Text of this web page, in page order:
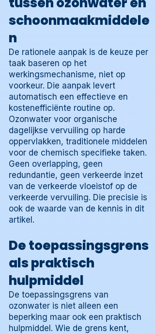
schoonmaakmiddele
n
De rationele aanpak is de keuze per
taak baseren op het
werkingsmechanisme, niet op
voorkeur. Die aanpak levert
automatisch een effectieve en
kostenefficiënte routine op.
Ozonwater voor organische
dagelijkse vervuiling op harde
oppervlakken, traditionele middelen
voor de chemisch specifieke taken.
Geen overlapping, geen
redundantie, geen verkeerde inzet
van de verkeerde vloeistof op de
verkeerde vervuiling. Die precisie is
ook de waarde van de kennis in dit
artikel.
De toepassingsgrens
als praktisch
hulpmiddel
De toepassingsgrens van
ozonwater is niet alleen een
beperking maar ook een praktisch
hulpmiddel. Wie de grens kent,